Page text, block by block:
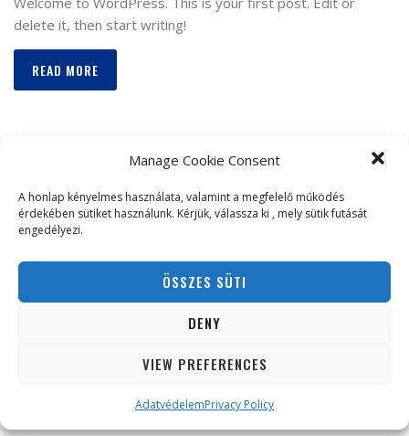
Manage Cookie Consent
A honlap kényelmes használata, valamint a megfelelő működés
érdekében sütiket használunk. Kérjük, válassza ki , mely sütik futását
engedélyezi.
ÖSSZES SÜTI
DENY
VIEW PREFERENCES
AdatvédelemPrivacy Policy
delete it, then start writing!
READ MORE